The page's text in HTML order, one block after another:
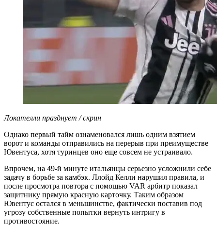
Локателли празднует / скрин
Однако первый тайм ознаменовался лишь одним взятием
ворот и команды отправились на перерыв при преимуществе
Ювентуса, хотя туринцев оно еще совсем не устраивало.
Впрочем, на 49-й минуте итальянцы серьезно усложнили себе
задачу в борьбе за камбэк. Ллойд Келли нарушил правила, и
после просмотра повтора с помощью VAR арбитр показал
защитнику прямую красную карточку. Таким образом
Ювентус остался в меньшинстве, фактически поставив под
угрозу собственные попытки вернуть интригу в
противостояние.